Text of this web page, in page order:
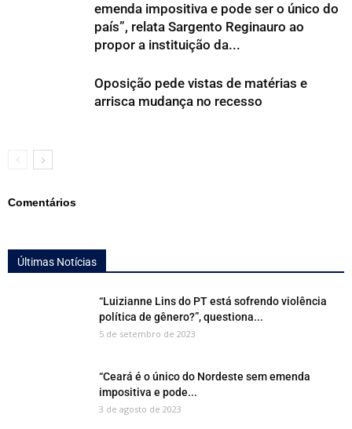
emenda impositiva e pode ser o único do
país”, relata Sargento Reginauro ao
propor a instituição da...
Oposição pede vistas de matérias e
arrisca mudança no recesso
Comentários
Últimas Notícias
“Luizianne Lins do PT está sofrendo violência
política de gênero?”, questiona...
5 de setembro de 2023
“Ceará é o único do Nordeste sem emenda
impositiva e pode...
3 de agosto de 2023